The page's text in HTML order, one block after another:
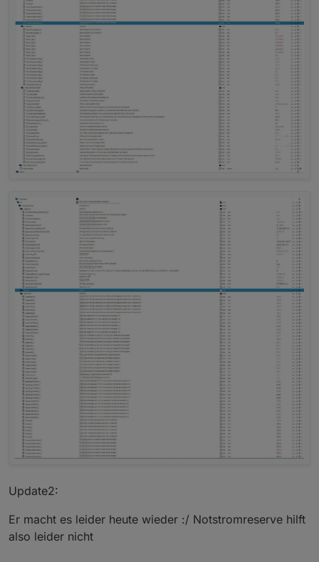
Update2:
Er macht es leider heute wieder :/ Notstromreserve hilft
also leider nicht